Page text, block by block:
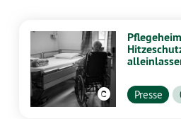
Presse